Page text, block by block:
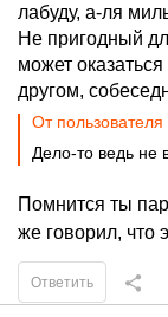
лабуду, а-ля
Не пригодный
может
другом,
От пользователя
Дело-то ведь не
Помнится ты
же говорил, что
Ответить